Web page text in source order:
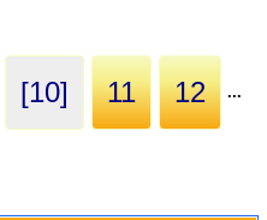
[10] 11 12 ...